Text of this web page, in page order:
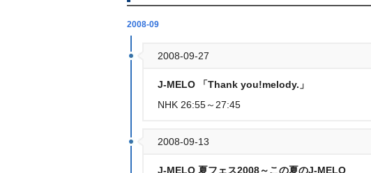
2008-09
2008-09-27
J-MELO 「Thank you!melody.」
NHK 26:55～27:45
2008-09-13
J-MELO 夏フェス2008～この夏のJ-MELO